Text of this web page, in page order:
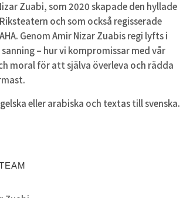
Zuabi, som 2020 skapade den hyllade
och som också regisserade
Genom Amir Nizar Zuabis regi lyfts i
– hur vi kompromissar med vår
moral för att själva överleva och rädda
eller arabiska och textas till svenska.